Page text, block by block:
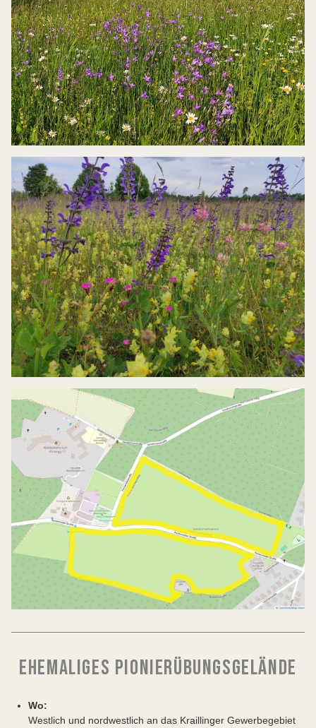
EHEMALIGES PIONIERÜBUNGSGELÄNDE
Wo:
Westlich und nordwestlich an das Kraillinger Gewerbegebiet